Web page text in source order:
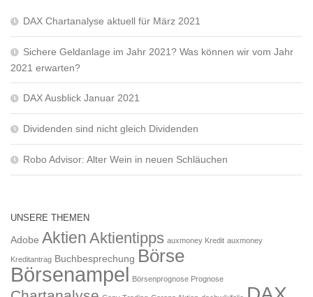
DAX Chartanalyse aktuell für März 2021
Sichere Geldanlage im Jahr 2021? Was können wir vom Jahr
2021 erwarten?
DAX Ausblick Januar 2021
Dividenden sind nicht gleich Dividenden
Robo Advisor: Alter Wein in neuen Schläuchen
UNSERE THEMEN
Adobe Aktien Aktientipps auxmoney Kredit auxmoney
Kreditantrag Buchbesprechung Börse
Börsenampel Börsenprognose Prognose